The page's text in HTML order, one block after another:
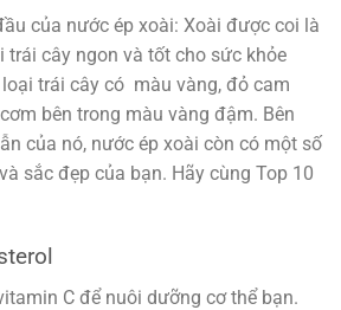
của nước ép xoài: Xoài được coi là
trái cây ngon và tốt cho sức khỏe
trái cây có màu vàng, đỏ cam
bên trong màu vàng đậm. Bên
của nó, nước ép xoài còn có một số
sắc đẹp của bạn. Hãy cùng Top 10
C để nuôi dưỡng cơ thể bạn.